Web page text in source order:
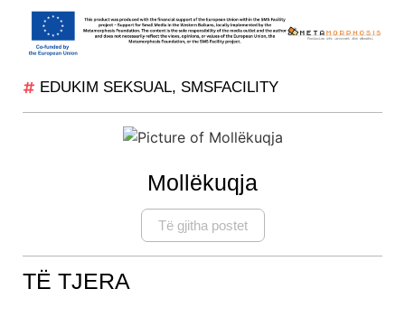
EDUKIM SEKSUAL, SMSFACILITY
Mollëkuqja
Të gjitha postet
TË TJERA